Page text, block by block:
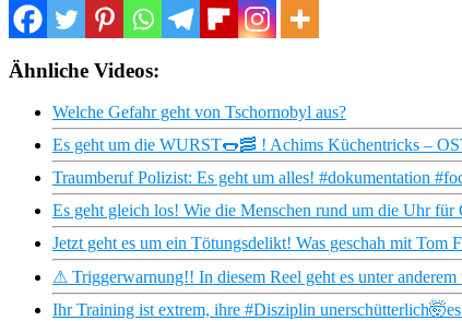
Ähnliche Videos:
Welche Gefahr geht von Tschornobyl aus?
Es geht um die WURST🌭🥓 ! Achims Küchentricks –
Traumberuf Polizist: Es geht um alles! #dokumentation
Es geht gleich los! Wie die Menschen rund um die Uhr
Jetzt geht es um ein Tötungsdelikt! Was geschah mit Tom
⚠ Triggerwarnung!! In diesem Reel geht es unter
Ihr Training ist extrem, ihre #Disziplin